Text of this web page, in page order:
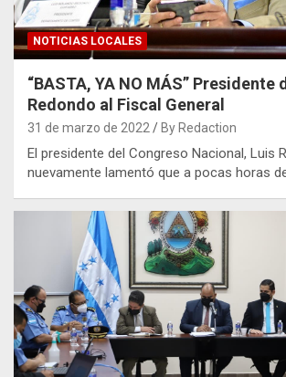
NOTICIAS LOCALES
“BASTA, YA NO MÁS” Presidente
Redondo al Fiscal General
31 de marzo de 2022 By Redaction
El presidente del Congreso Nacional, Luis
nuevamente lamentó que a pocas horas